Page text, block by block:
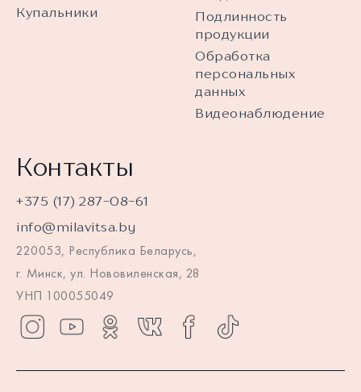
Купальники
Подлинность
продукции
Обработка
персональных
данных
Видеонаблюдение
Контакты
+375 (17) 287-08-61
info@milavitsa.by
220053, Республика Беларусь,
г. Минск, ул. Нововиленская, 28
УНП 100055049